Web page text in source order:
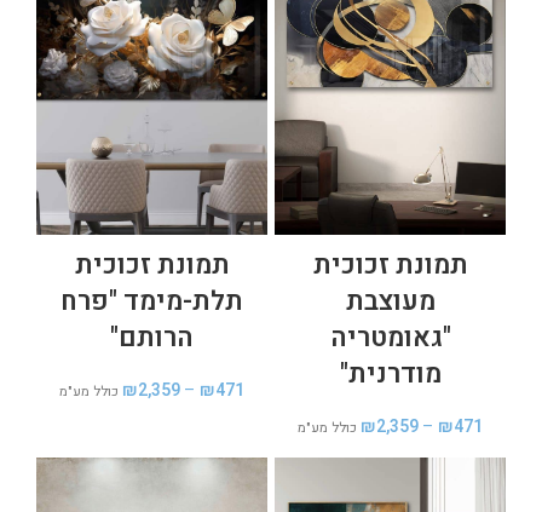
תמונת זכוכית
מעוצבת
"גאומטריה
מודרנית"
₪471
–
₪2,359 כולל מע"מ
תמונת זכוכית
תלת-מימד "פרח
הרותם"
₪471
–
₪2,359 כולל מע"מ